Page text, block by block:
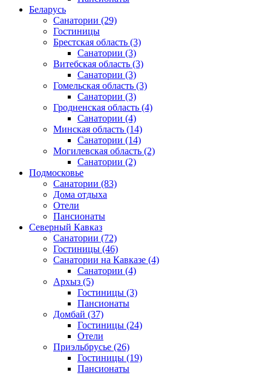
Беларусь
Санатории (29)
Гостиницы
Брестская область (3)
Санатории (3)
Витебская область (3)
Санатории (3)
Гомельская область (3)
Санатории (3)
Гродненская область (4)
Санатории (4)
Минская область (14)
Санатории (14)
Могилевская область (2)
Санатории (2)
Подмосковье
Санатории (83)
Дома отдыха
Отели
Пансионаты
Северный Кавказ
Санатории (72)
Гостиницы (46)
Санатории на Кавказе (4)
Санатории (4)
Архыз (5)
Гостиницы (3)
Пансионаты
Домбай (37)
Гостиницы (24)
Отели
Приэльбрусье (26)
Гостиницы (19)
Пансионаты